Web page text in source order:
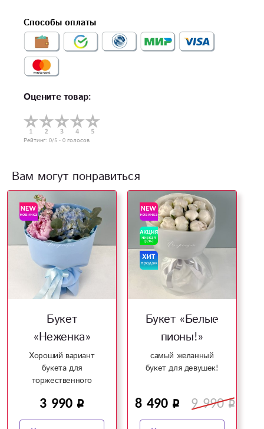
Способы оплаты
Оцените товар:
Рейтинг: 0/5 - 0 голосов
Вам могут понравиться
Букет
«Неженка»
Хороший вариант
букета для
торжественного
произвести
впечатление!
3 990
Букет «Белые
пионы!»
самый желанный
букет для девушек!
8 490 9 990